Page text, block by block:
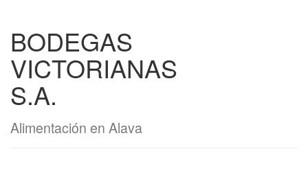
BODEGAS
VICTORIANAS
S.A.
Alimentación en Alava